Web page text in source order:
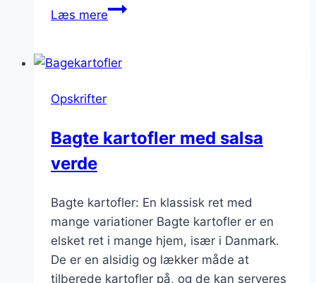
Læs mereOvnbagte
grillmad
Opskrifter
Bagte kartofler med salsa
verde
Bagte kartofler: En klassisk ret med
mange variationer Bagte kartofler er en
elsket ret i mange hjem, især i Danmark.
De er en alsidig og lækker måde at
tilberede kartofler på, og de kan serveres